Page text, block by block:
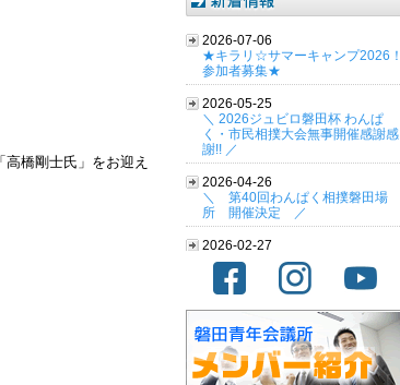
橋剛士氏」をお迎え
2026-07-06
★キラリ☆サマーキャンプ2026！
参加者募集★
2026-05-25
＼ 2026ジュビロ磐田杯 わんぱ
く・市民相撲大会無事開催感謝感
謝!! ／
2026-04-26
＼ 第40回わんぱく相撲磐田場
所 開催決定 ／
2026-02-27
いわたミライキャンバス～
Chance! Challenge! Change! ～
協賛のお願い
2026-02-26
いわたミライキャンバス～
Chance! Challenge! Change! ～
ボランティア募集！